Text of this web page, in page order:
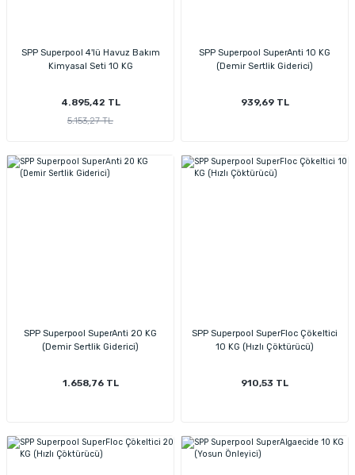
SPP Superpool 4'lü Havuz Bakım
Kimyasal Seti 10 KG
4.895,42 TL
5.153,27 TL
SPP Superpool SuperAnti 10 KG
(Demir Sertlik Giderici)
939,69 TL
SPP Superpool SuperAnti 20 KG
(Demir Sertlik Giderici)
1.658,76 TL
SPP Superpool SuperFloc Çökeltici
10 KG (Hızlı Çöktürücü)
910,53 TL